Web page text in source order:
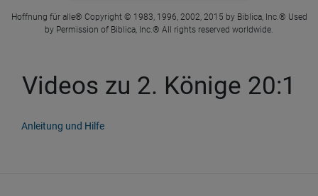
Hoffnung für alle® Copyright © 1983, 1996, 2002, 2015 by Biblica, Inc.® Used
by Permission of Biblica, Inc.® All rights reserved worldwide.
Videos zu 2. Könige 20:1
Anleitung und Hilfe